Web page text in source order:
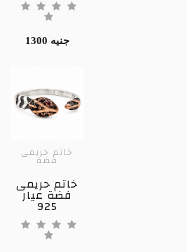
1300 جنيه
خاتم حريمى
فضة
خاتم حريمى
فضة عيار
925